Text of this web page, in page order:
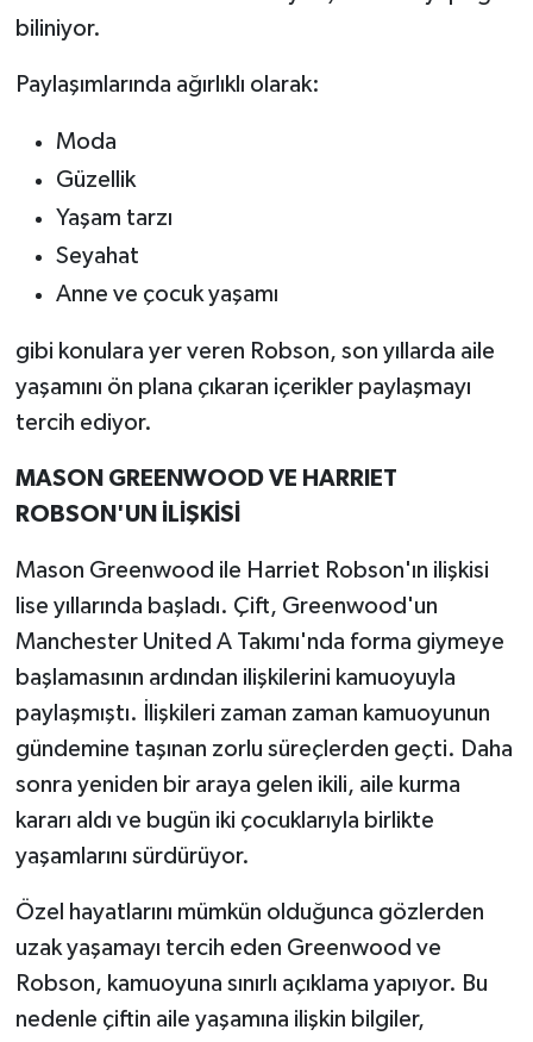
biliniyor.
Paylaşımlarında ağırlıklı olarak:
Moda
Güzellik
Yaşam tarzı
Seyahat
Anne ve çocuk yaşamı
gibi konulara yer veren Robson, son yıllarda aile
yaşamını ön plana çıkaran içerikler paylaşmayı
tercih ediyor.
MASON GREENWOOD VE HARRIET
ROBSON'UN İLİŞKİSİ
Mason Greenwood ile Harriet Robson'ın ilişkisi
lise yıllarında başladı. Çift, Greenwood'un
Manchester United A Takımı'nda forma giymeye
başlamasının ardından ilişkilerini kamuoyuyla
paylaşmıştı. İlişkileri zaman zaman kamuoyunun
gündemine taşınan zorlu süreçlerden geçti. Daha
sonra yeniden bir araya gelen ikili, aile kurma
kararı aldı ve bugün iki çocuklarıyla birlikte
yaşamlarını sürdürüyor.
Özel hayatlarını mümkün olduğunca gözlerden
uzak yaşamayı tercih eden Greenwood ve
Robson, kamuoyuna sınırlı açıklama yapıyor. Bu
nedenle çiftin aile yaşamına ilişkin bilgiler,